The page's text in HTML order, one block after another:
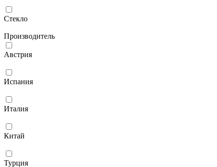
Стекло
Производитель
Австрия
Испания
Италия
Китай
Турция